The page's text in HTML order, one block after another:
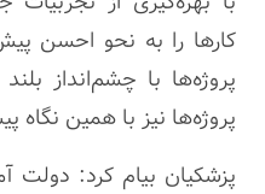
کارها را به نحو احسن
پروژه‌ها با چشم‌انداز
پروژه‌ها نیز با همین نگاه
پزشکیان بیام کرد: دولت